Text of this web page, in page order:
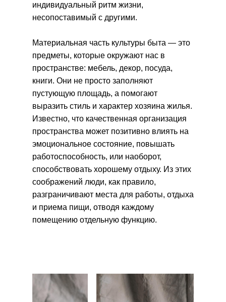
индивидуальный ритм жизни,
несопоставимый с другими.
Материальная часть культуры быта — это
предметы, которые окружают нас в
пространстве: мебель, декор, посуда,
книги. Они не просто заполняют
пустующую площадь, а помогают
выразить стиль и характер хозяина жилья.
Известно, что качественная организация
пространства может позитивно влиять на
эмоциональное состояние, повышать
работоспособность, или наоборот,
способствовать хорошему отдыху. Из этих
соображений люди, как правило,
разграничивают места для работы, отдыха
и приема пищи, отводя каждому
помещению отдельную функцию.